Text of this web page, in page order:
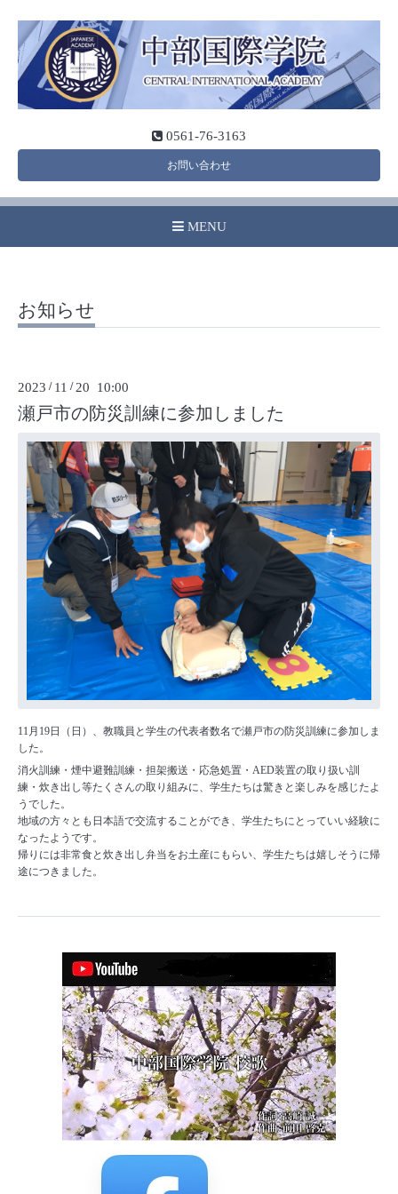
0561-76-3163
お問い合わせ
MENU
お知らせ
2023 / 11 / 20 10:00
瀬戸市の防災訓練に参加しました
11月19日（日）、教職員と学生の代表者数名で瀬戸市の防災訓練に参加しま
した。
消火訓練・煙中避難訓練・担架搬送・応急処置・AED装置の取り扱い訓
練・炊き出し等たくさんの取り組みに、学生たちは驚きと楽しみを感じたよ
うでした。
地域の方々とも日本語で交流することができ、学生たちにとっていい経験に
なったようです。
帰りには非常食と炊き出し弁当をお土産にもらい、学生たちは嬉しそうに帰
途につきました。